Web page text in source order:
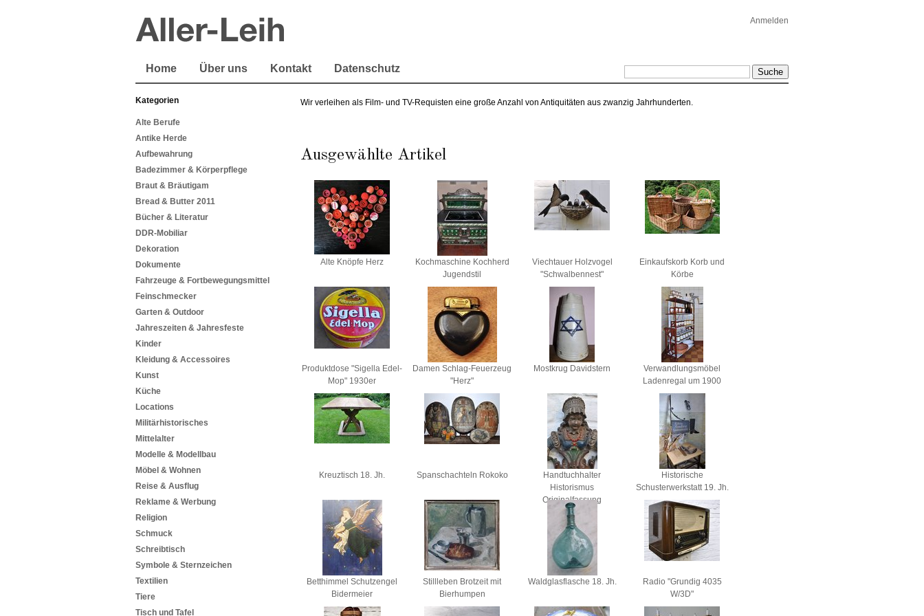
Anmelden
Home Über uns Kontakt Datenschutz
Kategorien
Alte Berufe
Antike Herde
Aufbewahrung
Badezimmer & Körperpflege
Braut & Bräutigam
Bread & Butter 2011
Bücher & Literatur
DDR-Mobiliar
Dekoration
Dokumente
Fahrzeuge & Fortbewegungsmittel
Feinschmecker
Garten & Outdoor
Jahreszeiten & Jahresfeste
Kinder
Kleidung & Accessoires
Kunst
Küche
Locations
Militärhistorisches
Mittelalter
Modelle & Modellbau
Möbel & Wohnen
Reise & Ausflug
Reklame & Werbung
Religion
Schmuck
Schreibtisch
Symbole & Sternzeichen
Textilien
Tiere
Tisch und Tafel
Wir verleihen als Film- und TV-Requisten eine große Anzahl von Antiquitäten aus zwanzig Jahrhunderten.
Ausgewählte Artikel
Alte Knöpfe Herz
Kochmaschine Kochherd
Jugendstil
Viechtauer Holzvogel
"Schwalbennest"
Einkaufskorb Korb und
Körbe
Produktdose "Sigella Edel-
Mop" 1930er
Damen Schlag-Feuerzeug
"Herz"
Mostkrug Davidstern
Verwandlungsmöbel
Ladenregal um 1900
Kreuztisch 18. Jh. Spanschachteln Rokoko
Handtuchhalter
Historismus
Originalfassung
Historische
Schusterwerkstatt 19. Jh.
Betthimmel Schutzengel
Bidermeier
Stillleben Brotzeit mit
Bierhumpen
Waldglasflasche 18. Jh.
Radio "Grundig 4035
W/3D"